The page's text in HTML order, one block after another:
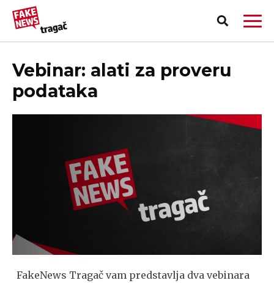
PRIJAVI LAŽNU VEST!
Vebinar: alati za proveru
podataka
FakeNews Tragač vam predstavlja dva vebinara